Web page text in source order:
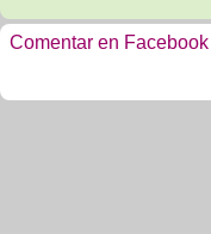
Comentar en Facebook